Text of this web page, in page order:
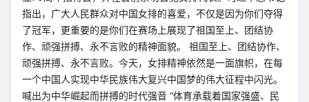
指出，广大人民群众对中国女排的喜爱，不仅是因为你们夺得
了冠军，更重要的是你们在赛场上展现了祖国至上、团结协
作、顽强拼搏、永不言败的精神面貌。 祖国至上、团结协作、
顽强拼搏、永不言败。今天，女排精神依然是一面旗帜，在每
一个中国人实现中华民族伟大复兴中国梦的伟大征程中闪光。
喊出为中华崛起而拼搏的时代强音 “体育承载着国家强盛、民